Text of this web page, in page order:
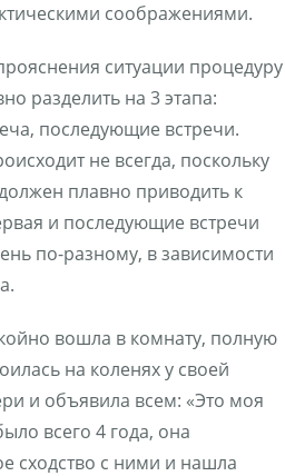
соображениями.
ситуации процедуру
разделить на 3 этапа:
последующие встречи.
не всегда, поскольку
плавно приводить к
и последующие встречи
по-разному, в зависимости
вошла в комнату, полную
на коленях у своей
и объявила всем: «Это моя
всего 4 года, она
сходство с ними и нашла